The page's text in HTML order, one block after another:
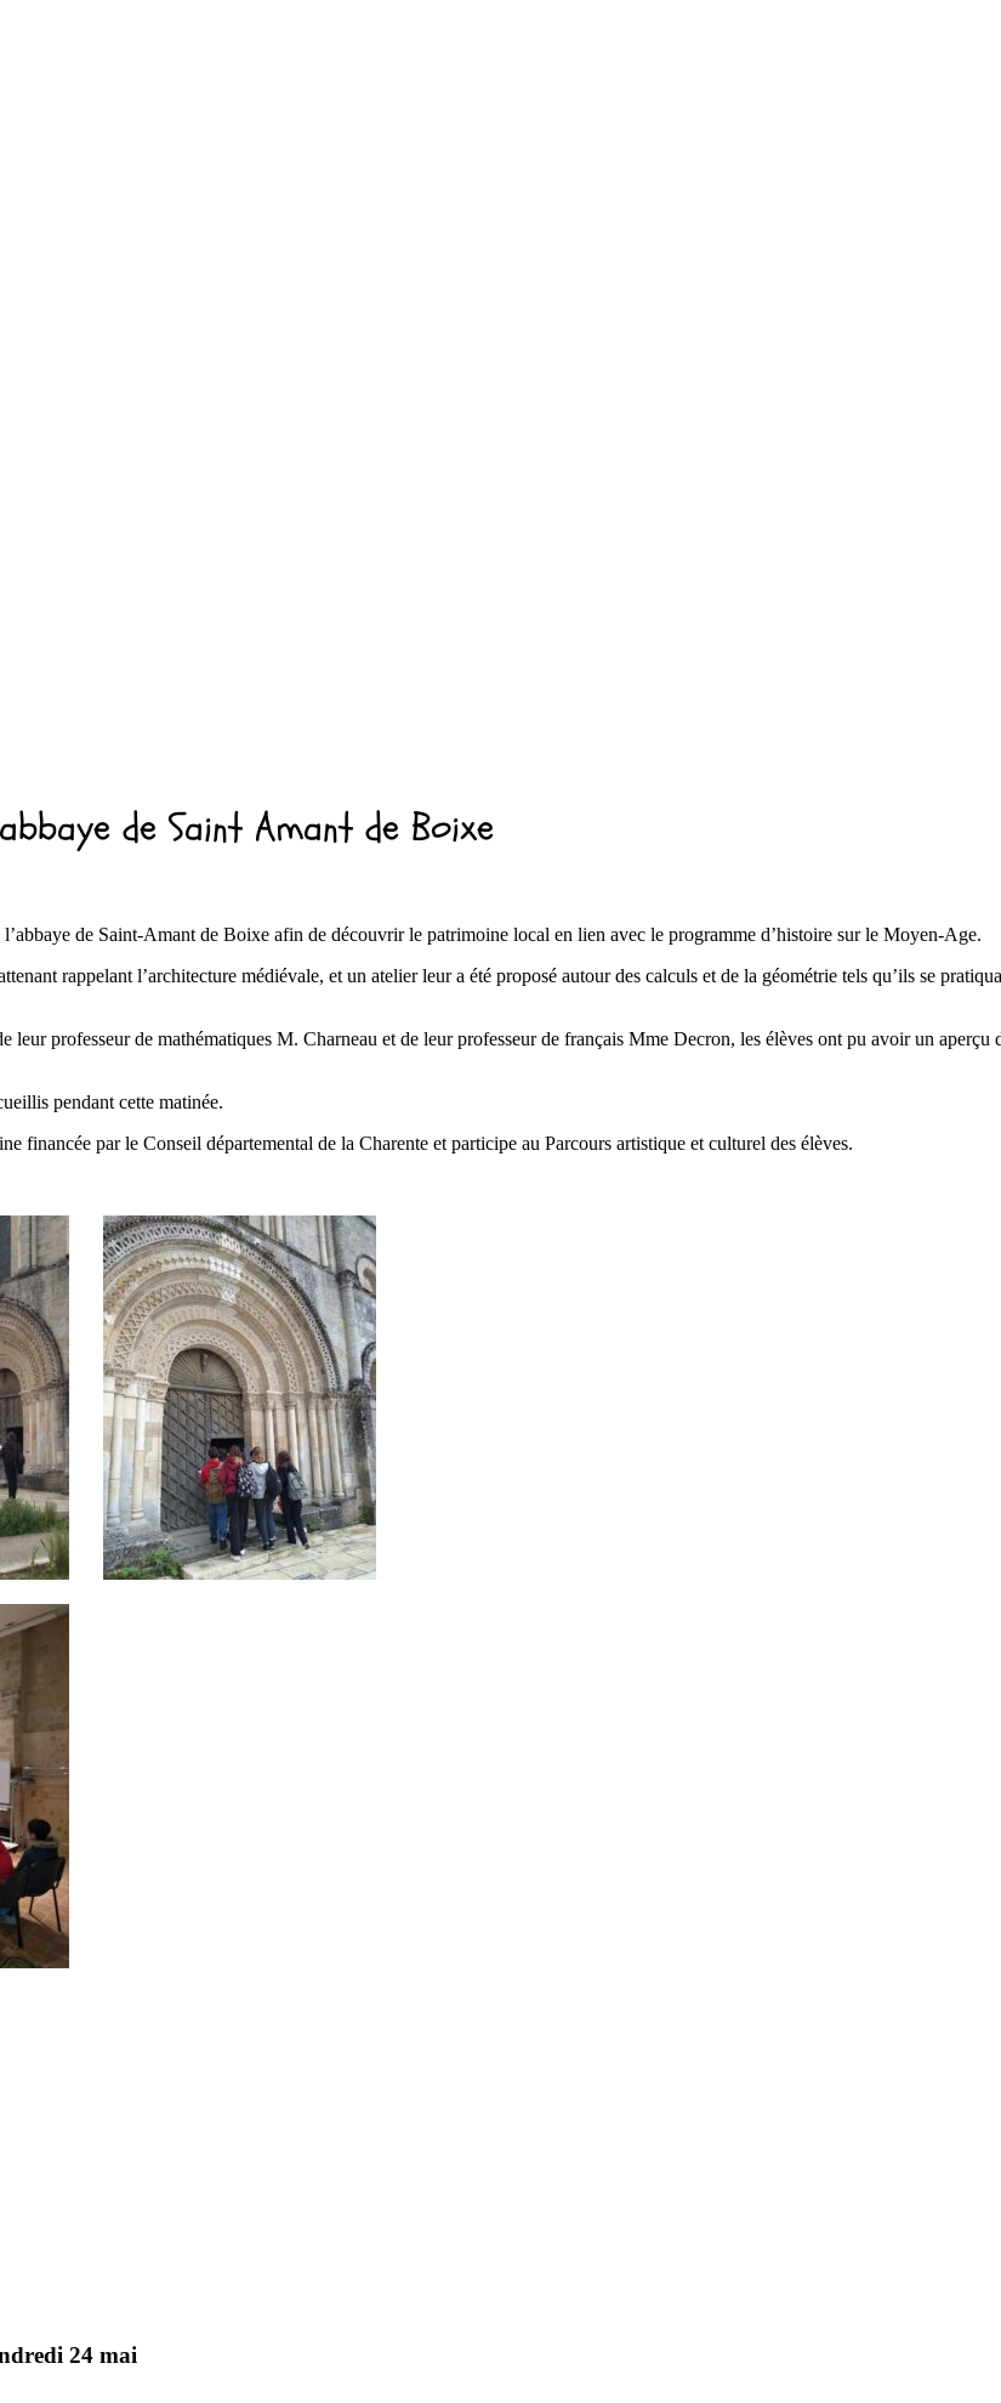
de Saint Amant de Boixe
de Saint-Amant de Boixe afin de découvrir le patrimoine local en lien avec le programme d’histoire sur le Moyen-Age.
rappelant l’architecture médiévale, et un atelier leur a été proposé autour des calculs et de la géométrie tels qu’ils se
leur professeur de mathématiques M. Charneau et de leur professeur de français Mme Decron, les élèves ont pu avoir un aperçu
pendant cette matinée.
financée par le Conseil départemental de la Charente et participe au Parcours artistique et culturel des élèves.
24 mai